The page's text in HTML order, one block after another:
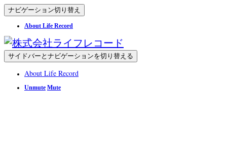
ナビゲーション切り替え
About Life Record
サイドバーとナビゲーションを切り替える
About Life Record
Unmute Mute